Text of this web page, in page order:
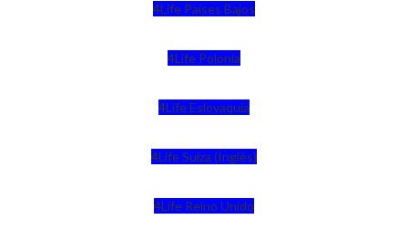
4Life Paises Bajos
4Life Polonia
4Life Eslovaquia
4Life Suiza (Inglés)
4Life Reino Unido